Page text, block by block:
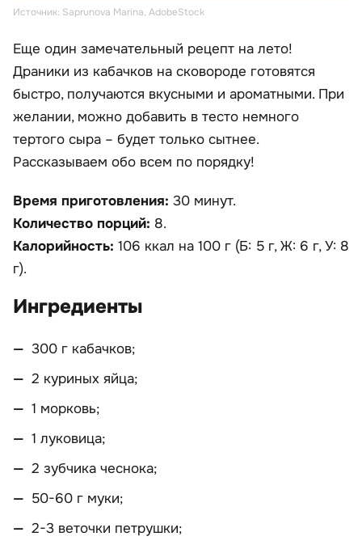
Источник: Saprunova Marina, AdobeStock
Еще один замечательный рецепт на лето!
Драники из кабачков на сковороде готовятся
быстро, получаются вкусными и ароматными. При
желании, можно добавить в тесто немного
тертого сыра – будет только сытнее.
Рассказываем обо всем по порядку!
Время приготовления: 30 минут.
Количество порций: 8.
Калорийность: 106 ккал на 100 г (Б: 5 г, Ж: 6 г, У: 8
г).
Ингредиенты
300 г кабачков;
2 куриных яйца;
1 морковь;
1 луковица;
2 зубчика чеснока;
50-60 г муки;
2-3 веточки петрушки;